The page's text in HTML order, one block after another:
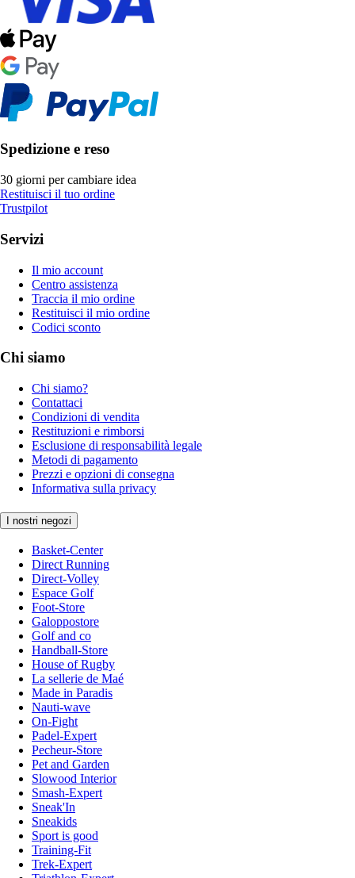
Spedizione e reso
30 giorni per cambiare idea
Restituisci il tuo ordine
Trustpilot
Servizi
Il mio account
Centro assistenza
Traccia il mio ordine
Restituisci il mio ordine
Codici sconto
Chi siamo
Chi siamo?
Contattaci
Condizioni di vendita
Restituzioni e rimborsi
Esclusione di responsabilità legale
Metodi di pagamento
Prezzi e opzioni di consegna
Informativa sulla privacy
I nostri negozi
Basket-Center
Direct Running
Direct-Volley
Espace Golf
Foot-Store
Galoppostore
Golf and co
Handball-Store
House of Rugby
La sellerie de Maé
Made in Paradis
Nauti-wave
On-Fight
Padel-Expert
Pecheur-Store
Pet and Garden
Slowood Interior
Smash-Expert
Sneak'In
Sneakids
Sport is good
Training-Fit
Trek-Expert